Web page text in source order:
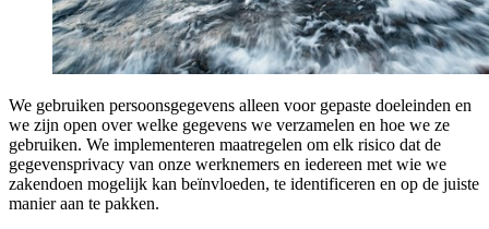
We gebruiken persoonsgegevens alleen voor gepaste doeleinden en
we zijn open over welke gegevens we verzamelen en hoe we ze
gebruiken. We implementeren maatregelen om elk risico dat de
gegevensprivacy van onze werknemers en iedereen met wie we
zakendoen mogelijk kan beïnvloeden, te identificeren en op de juiste
manier aan te pakken.